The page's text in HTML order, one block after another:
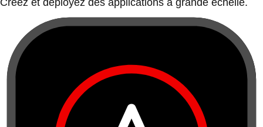
Créez et déployez des applications à grande échelle.